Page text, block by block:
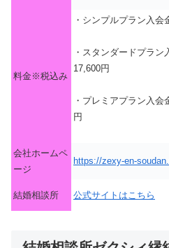
料金※税込み
・シンプルプラン入
・スタンダードプラ
17,600円
・プレミアプラン入
円
会社ホームペ
ージ
https://zexy-en-
結婚相談所 公式サイトはこちら